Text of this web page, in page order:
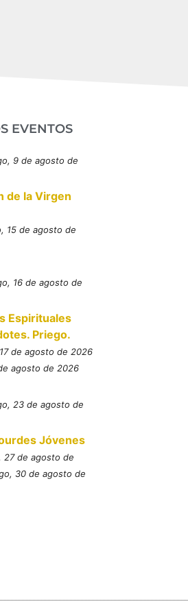
EVENTOS
9 de agosto de
de la Virgen
15 de agosto de
16 de agosto de
Espirituales
Priego.
de agosto de 2026
agosto de 2026
23 de agosto de
Jóvenes
27 de agosto de
30 de agosto de